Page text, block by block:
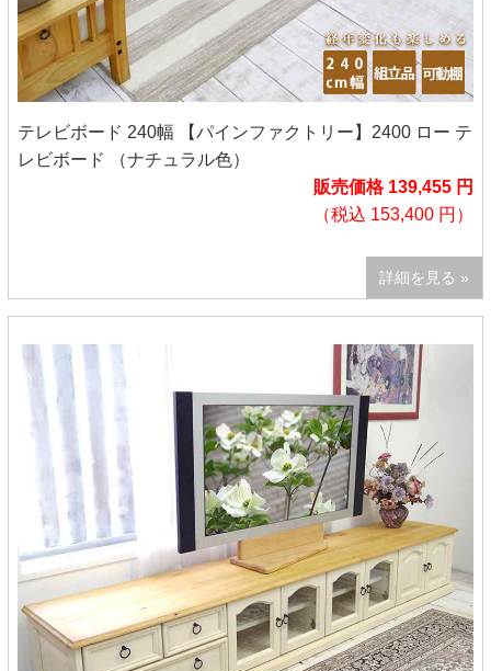
テレビボード 240幅 【パインファクトリー】2400 ロー テ
レビボード （ナチュラル色）
販売価格 139,455 円
（税込 153,400 円）
詳細を見る »